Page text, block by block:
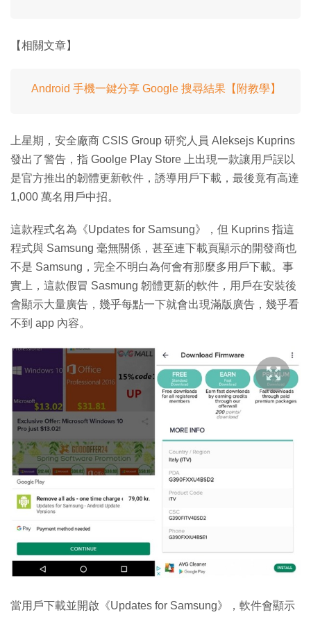
【相關文章】
Android 手機一鍵分享 Google 搜尋結果【附教學】
上星期，安全廠商 CSIS Group 研究人員 Aleksejs Kuprins
發出了警告，指 Goolge Play Store 上出現一款讓用戶誤以
是官方推出的韌體更新軟件，誘導用戶下載，最後竟有高達
1,000 萬名用戶中招。
這款程式名為《Updates for Samsung》，但 Kuprins 指這
程式與 Samsung 毫無關係，甚至連下載頁顯示的開發商也
不是 Samsung，完全不明白為何會有那麼多用戶下載。事
實上，這款假冒 Sasmung 韌體更新的軟件，用戶在安裝後
會顯示大量廣告，幾乎每點一下就會出現滿版廣告，幾乎看
不到 app 內容。
當用戶下載並開啟《Updates for Samsung》，軟件會顯示